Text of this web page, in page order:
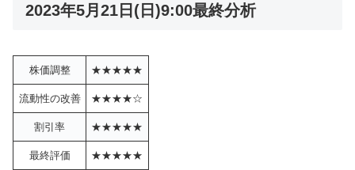
2023年5月21日(日)9:00最終分析
株価調整 ★★★★★
流動性の改善 ★★★★☆
割引率 ★★★★★
最終評価 ★★★★★